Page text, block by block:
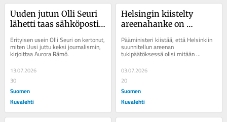
Uuden jutun Olli Seuri
lähetti taas sähköpostia
inspiroituneensa itse
esittämistään
Erityisen usein Olli Seuri on kertonut,
miten Uusi juttu keksi journalismin,
kirjoittaa Aurora Rämö.
13.07.2026
30
Suomen
Kuvalehti
Helsingin kiistelty
areenahanke on
siihen liittyy yhä
liioiteltuja toiveita
Pääministeri kiistää, että Helsinkiin
suunnitellun areenan
tukipäätöksessä olisi mitään
erikoista.
03.07.2026
20
Suomen
Kuvalehti